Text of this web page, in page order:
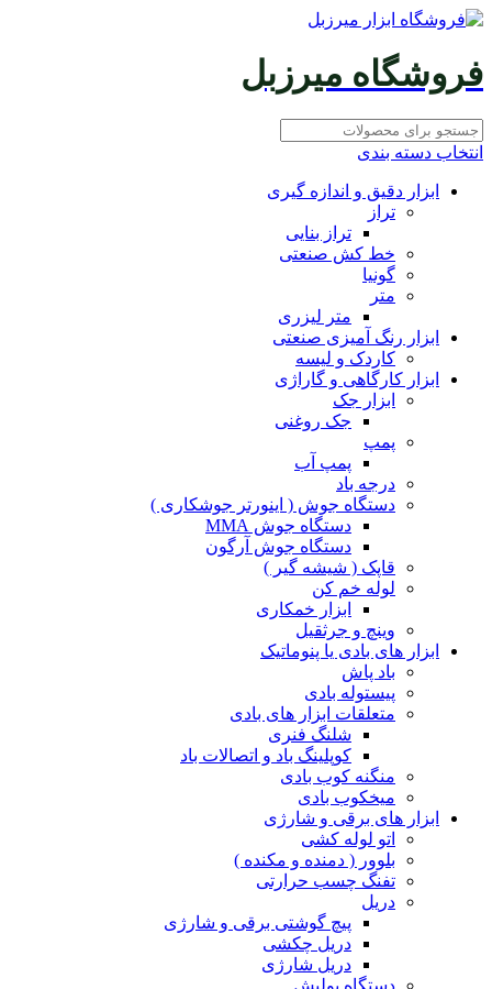
فروشگاه میرزبل
انتخاب دسته بندی
ابزار دقیق و اندازه گیری
تراز
تراز بنایی
خط کش صنعتی
گونیا
متر
متر لیزری
ابزار رنگ آمیزی صنعتی
کاردک و لیسه
ابزار کارگاهی و گاراژی
ابزار جک
جک روغنی
پمپ
پمپ آب
درجه باد
دستگاه جوش ( اینورتر جوشکاری )
دستگاه جوش MMA
دستگاه جوش آرگون
قاپک ( شیشه گیر )
لوله خم کن
ابزار خمکاری
وینچ و جرثقیل
ابزار های بادی یا پنوماتیک
باد پاش
پیستوله بادی
متعلقات ابزار های بادی
شلنگ فنری
کوپلینگ باد و اتصالات باد
منگنه کوب بادی
میخکوب بادی
ابزار های برقی و شارژی
اتو لوله کشی
بلوور ( دمنده و مکنده )
تفنگ چسب حرارتی
دریل
پیچ گوشتی برقی و شارژی
دریل چکشی
دریل شارژی
دستگاه پولیش